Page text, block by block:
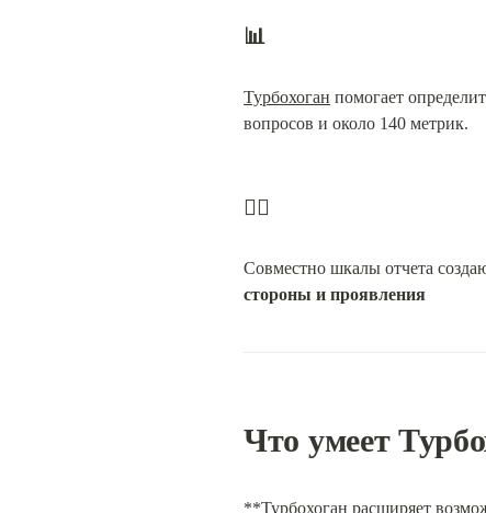
📊
Турбохоган помогает
вопросов и около 140 метрик.
🙋‍♂️
Совместно шкалы отчета
стороны и проявления
Что умеет
**Турбохоган расширяет